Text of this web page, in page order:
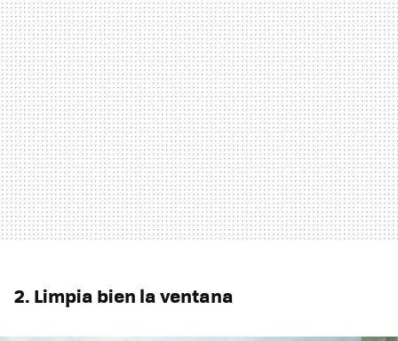
2. Limpia bien la ventana